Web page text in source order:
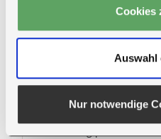
Cookies
Auswahl
Nur notwendige
Zahlungsarten zur
●PayPal
●Barzahlung bei
Kreditkarte